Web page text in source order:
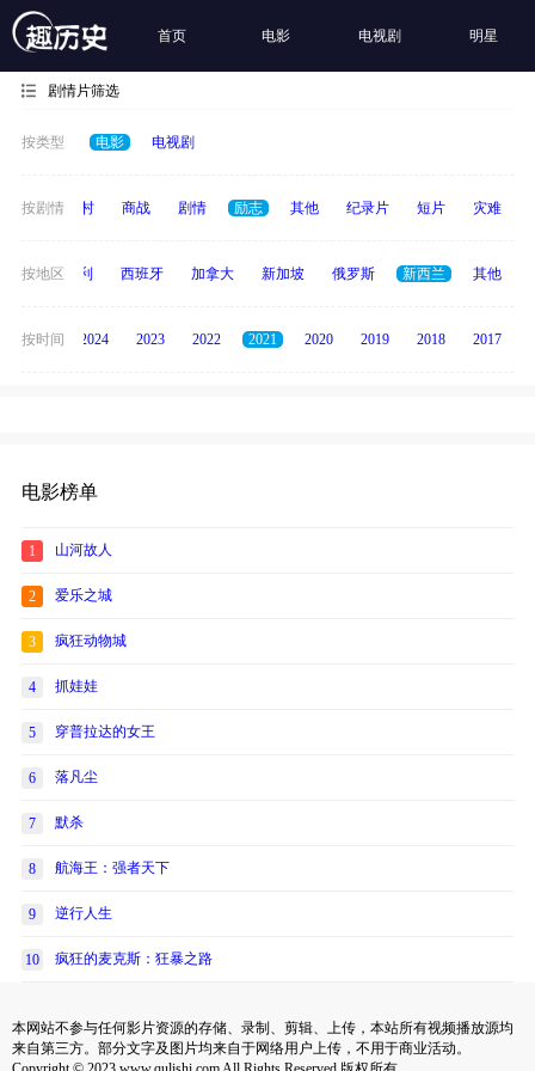
首页 电影 电视剧 明星
剧情片筛选
按类型 电影 电视剧
按剧情
历史 乡村 商战 剧情 励志 其他 纪录片 短片 灾难
按地区
度 意大利 西班牙 加拿大 新加坡 俄罗斯 新西兰 其他
按时间
2025 2024 2023 2022 2021 2020 2019 2018 2017
电影榜单
1 山河故人
2 爱乐之城
3 疯狂动物城
4 抓娃娃
5 穿普拉达的女王
6 落凡尘
7 默杀
8 航海王：强者天下
9 逆行人生
10 疯狂的麦克斯：狂暴之路
本网站不参与任何影片资源的存储、录制、剪辑、上传，本站所有视频播放源均
来自第三方。部分文字及图片均来自于网络用户上传，不用于商业活动。